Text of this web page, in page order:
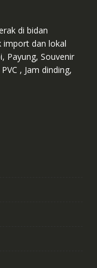
di bidan
import dan lokal
Payung, Souvenir
, Jam dinding,